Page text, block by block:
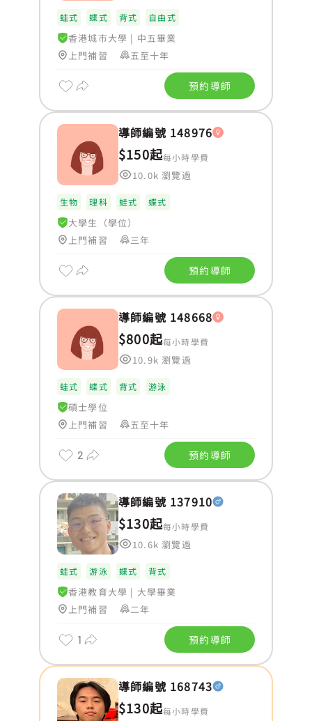
蛙式 蝶式 背式 自由式
香港城市大學 | 中五畢業
上門補習
五至十年
預約導師
導師編號 148976
$150起每小時學費
10.0k 瀏覽過
生物 理科 蛙式 蝶式
大學生（學位）
上門補習
三年
預約導師
導師編號 148668
$800起每小時學費
10.9k 瀏覽過
蛙式 蝶式 背式 游泳
碩士學位
上門補習
五至十年
2 預約導師
導師編號 137910
$130起每小時學費
10.6k 瀏覽過
蛙式 游泳 蝶式 背式
香港教育大學 | 大學畢業
上門補習
二年
1 預約導師
導師編號 168743
$130起每小時學費